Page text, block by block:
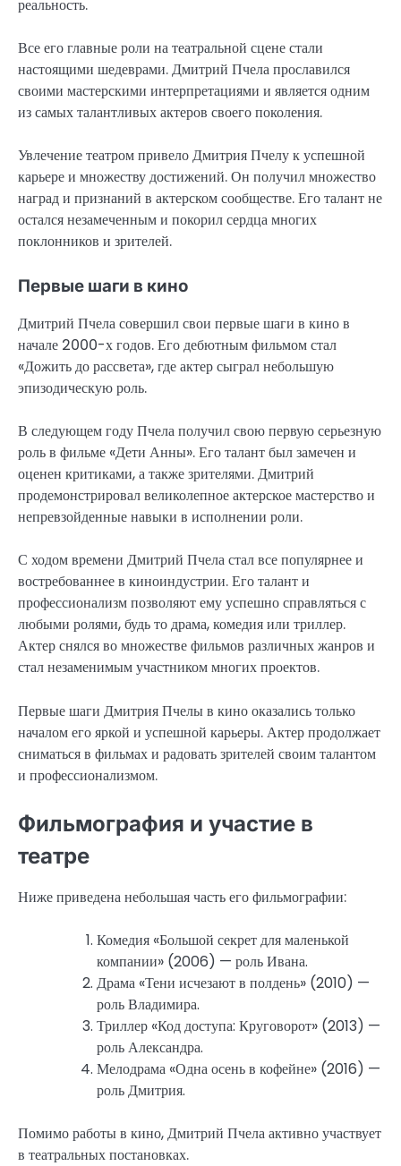
реальность.
Все его главные роли на театральной сцене стали
настоящими шедеврами. Дмитрий Пчела прославился
своими мастерскими интерпретациями и является одним
из самых талантливых актеров своего поколения.
Увлечение театром привело Дмитрия Пчелу к успешной
карьере и множеству достижений. Он получил множество
наград и признаний в актерском сообществе. Его талант не
остался незамеченным и покорил сердца многих
поклонников и зрителей.
Первые шаги в кино
Дмитрий Пчела совершил свои первые шаги в кино в
начале 2000-х годов. Его дебютным фильмом стал
«Дожить до рассвета», где актер сыграл небольшую
эпизодическую роль.
В следующем году Пчела получил свою первую серьезную
роль в фильме «Дети Анны». Его талант был замечен и
оценен критиками, а также зрителями. Дмитрий
продемонстрировал великолепное актерское мастерство и
непревзойденные навыки в исполнении роли.
С ходом времени Дмитрий Пчела стал все популярнее и
востребованнее в киноиндустрии. Его талант и
профессионализм позволяют ему успешно справляться с
любыми ролями, будь то драма, комедия или триллер.
Актер снялся во множестве фильмов различных жанров и
стал незаменимым участником многих проектов.
Первые шаги Дмитрия Пчелы в кино оказались только
началом его яркой и успешной карьеры. Актер продолжает
сниматься в фильмах и радовать зрителей своим талантом
и профессионализмом.
Фильмография и участие в
театре
Ниже приведена небольшая часть его фильмографии:
Комедия «Большой секрет для маленькой
компании» (2006) — роль Ивана.
Драма «Тени исчезают в полдень» (2010) —
роль Владимира.
Триллер «Код доступа: Круговорот» (2013) —
роль Александра.
Мелодрама «Одна осень в кофейне» (2016) —
роль Дмитрия.
Помимо работы в кино, Дмитрий Пчела активно участвует
в театральных постановках.